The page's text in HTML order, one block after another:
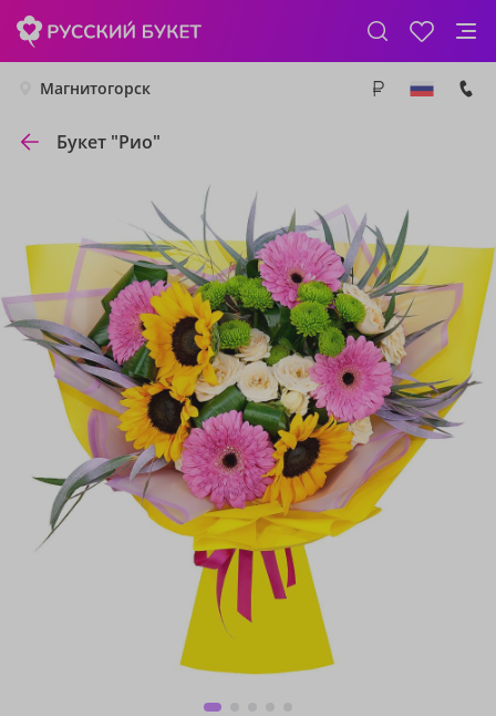
Магнитогорск
Букет "Рио"